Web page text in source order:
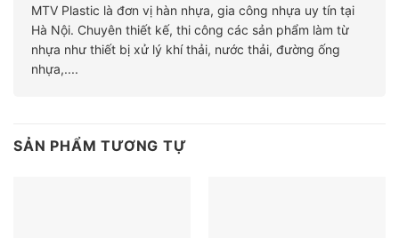
MTV Plastic là đơn vị hàn nhựa, gia công nhựa uy tín tại
Hà Nội. Chuyên thiết kế, thi công các sản phẩm làm từ
nhựa như thiết bị xử lý khí thải, nước thải, đường ống
nhựa,....
SẢN PHẨM TƯƠNG TỰ